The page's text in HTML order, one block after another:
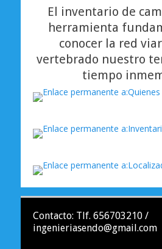
El inventario de
herramienta
conocer la red
vertebrado nuestro
tiempo
Contacto: Tlf. 656703210 /
ingenieriasendo@gmail.com